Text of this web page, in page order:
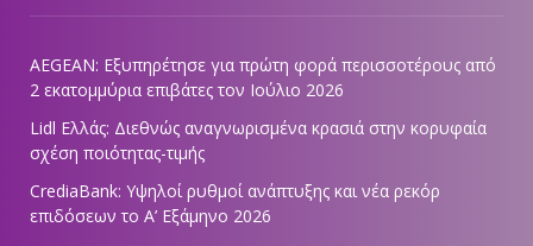
AEGEAN: Εξυπηρέτησε για πρώτη φορά περισσοτέρους από
2 εκατομμύρια επιβάτες τον Ιούλιο 2026
Lidl Ελλάς: Διεθνώς αναγνωρισμένα κρασιά στην κορυφαία
σχέση ποιότητας-τιμής
CrediaBank: Υψηλοί ρυθμοί ανάπτυξης και νέα ρεκόρ
επιδόσεων το Α’ Εξάμηνο 2026